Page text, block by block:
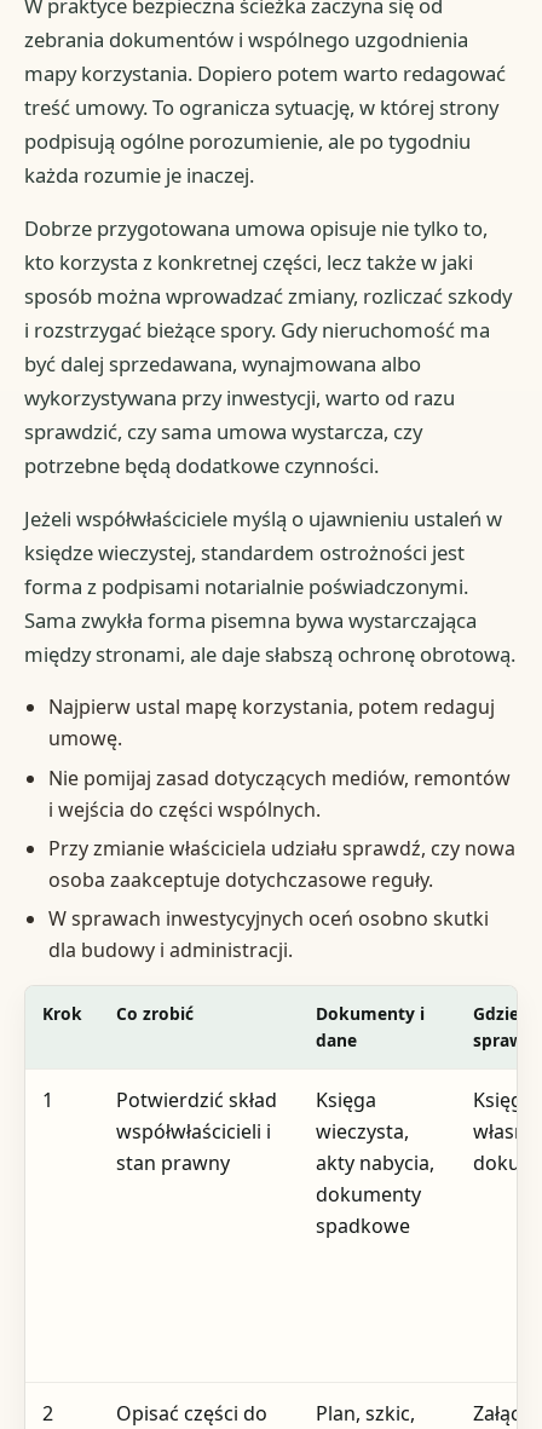
W praktyce bezpieczna ścieżka zaczyna się od
zebrania dokumentów i wspólnego uzgodnienia
mapy korzystania. Dopiero potem warto redagować
treść umowy. To ogranicza sytuację, w której strony
podpisują ogólne porozumienie, ale po tygodniu
każda rozumie je inaczej.
Dobrze przygotowana umowa opisuje nie tylko to,
kto korzysta z konkretnej części, lecz także w jaki
sposób można wprowadzać zmiany, rozliczać szkody
i rozstrzygać bieżące spory. Gdy nieruchomość ma
być dalej sprzedawana, wynajmowana albo
wykorzystywana przy inwestycji, warto od razu
sprawdzić, czy sama umowa wystarcza, czy
potrzebne będą dodatkowe czynności.
Jeżeli współwłaściciele myślą o ujawnieniu ustaleń w
księdze wieczystej, standardem ostrożności jest
forma z podpisami notarialnie poświadczonymi.
Sama zwykła forma pisemna bywa wystarczająca
między stronami, ale daje słabszą ochronę obrotową.
Najpierw ustal mapę korzystania, potem redaguj
umowę.
Nie pomijaj zasad dotyczących mediów, remontów
i wejścia do części wspólnych.
Przy zmianie właściciela udziału sprawdź, czy nowa
osoba zaakceptuje dotychczasowe reguły.
W sprawach inwestycyjnych oceń osobno skutki
dla budowy i administracji.
Krok Co zrobić
Dokumenty i
dane
Gdzie
1
Potwierdzić skład
współwłaścicieli i
stan prawny
Księga
wieczysta,
akty nabycia,
dokumenty
spadkowe
Księga
2
Opisać części do
Plan, szkic,